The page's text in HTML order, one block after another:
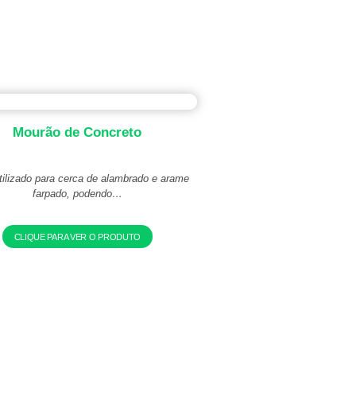
Mourão de Concreto
para cerca de alambrado e arame
farpado, podendo…
CLIQUE PARA VER O PRODUTO